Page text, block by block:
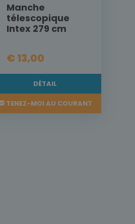
Manche
télescopique
Intex 279 cm
€ 13,00
DÉTAIL
TENEZ-MOI AU COURANT